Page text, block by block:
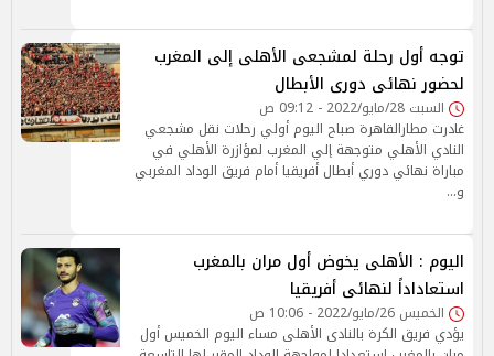
توجه أول رحلة لمشجعى الأهلى إلى المغرب
لحضور نهائى دورى الأبطال
السبت 28/مايو/2022 - 09:12 ص
غادرت مطارالقاهرة صباح اليوم أولي رحلات نقل مشجعي
النادي الأهلي متوجهة إلي المغرب لمؤازرة الأهلي في
مباراة نهائي دوري أبطال أفريقيا أمام فريق الوداد المغربي
و…
اليوم : الأهلى يخوض أول مران بالمغرب
استعاداداً لنهائى أفريقيا
الخميس 26/مايو/2022 - 10:06 ص
يؤدي فريق الكرة بالنادى الأهلى مساء اليوم الخميس أول